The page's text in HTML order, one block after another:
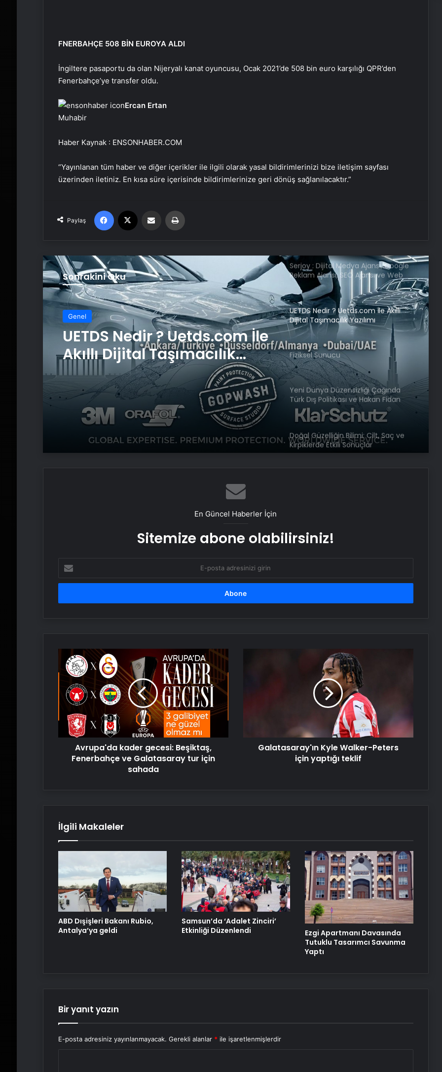
FNERBAHÇE 508 BİN EUROYA ALDI
İngiltere pasaportu da olan Nijeryalı kanat oyuncusu, Ocak 2021’de 508 bin euro karşılığı QPR’den
Fenerbahçe’ye transfer oldu.
Ercan Ertan
Muhabir
Haber Kaynak : ENSONHABER.COM
“Yayınlanan tüm haber ve diğer içerikler ile ilgili olarak yasal bildirimlerinizi bize iletişim sayfası
üzerinden iletiniz. En kısa süre içerisinde bildirimlerinize geri dönüş sağlanılacaktır.”
Paylaş
Facebook Email'den paylaş
Sonrakini Oku
Genel
UETDS Nedir ? Uetds.com İle
Akıllı Dijital Taşımacılık
Yazılımı
İstanbul’da kritik toplantı… Nükleer
görüşmelerde ev sahibi olacak
Serjoy : Dijital Medya Ajansı, Google
Reklam Ajansı, SEO Ajansı ve Web
Tasarım Ajansı
UETDS Nedir ? Uetds.com İle Akıllı
Dijital Taşımacılık Yazılımı
Fiziksel Sunucu
Yeni Dünya Düzensizliği Çağında
Türk Dış Politikası ve Hakan Fidan
Faktörü
Doğal Güzelliğin Bilimi: Cilt, Saç ve
Kirpiklerde Etkili Sonuçlar
İstanbul’da kritik toplantı… Nükleer
Erdoğan NATO içinde inanılmaz bir
lider ve saygı duyulan bir isim
Serjoy : Dijital Medya Ajansı, Google
Reklam Ajansı, SEO Ajansı ve Web
Tasarım Ajansı
UETDS Nedir ? Uetds.com İle Akıllı
Dijital Taşımacılık Yazılımı
Doğal Güzelliğin Bilimi: Cilt, Saç ve
Kirpiklerde Etkili Sonuçlar
En Güncel Haberler İçin
Sitemize abone olabilirsiniz!
posta
adresinizi
Avrupa'da
kader
gecesi:
Beşiktaş,
Fenerbahçe
Galatasaray
için
sahadaAvrupa'da kader gecesi: Beşiktaş,
Fenerbahçe ve Galatasaray tur için
sahada
Galatasaray'ın Kyle Walker-Peters
için yaptığı teklif
İlgili Makaleler
ABD Dışişleri Bakanı Rubio,
Antalya’ya geldi
Samsun’da ‘Adalet Zinciri’
Etkinliği Düzenlendi
Ezgi Apartmanı Davasında
Tutuklu Tasarımcı Savunma
Yaptı
Bir yanıt yazın
E-posta adresiniz yayınlanmayacak. Gerekli alanlar * ile işaretlenmişlerdir